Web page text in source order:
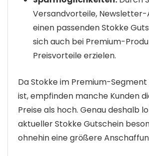
Versandvorteile,
einen passenden Stokke
sich auch bei Premium-
Preisvorteile erzielen.
Da Stokke im Premium-
ist, empfinden manche Kunden
Preise als hoch. Genau deshalb
aktueller Stokke Gutschein
ohnehin eine größere